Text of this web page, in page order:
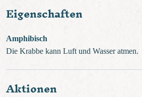
Eigenschaften
Amphibisch
Die Krabbe kann Luft und Wasser atmen.
Aktionen